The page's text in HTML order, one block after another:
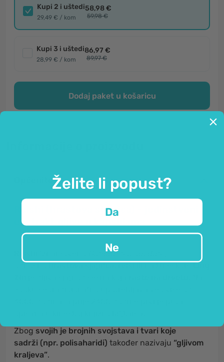
Kupi 2 i uštedi
29,49 € / kom
58,98 €
59,98 €
Kupi 3 i uštedi
28,99 € / kom
86,97 €
89,97 €
Dodaj paket u košaricu
Općenito
Reishi (hrastova sjajnica) - jedinstveni
ekstrakt gljive u kapsulama.
Ganoderma lucidum
odnosnohrastova sjajnica, reišiili na kineskomLing
Zbog svojih je brojnih svojstava i tvari koje
sadrži (npr. polisaharidi) također nazivaju “gljivom
kraljeva”.
Želite li popust?
Da
Ne